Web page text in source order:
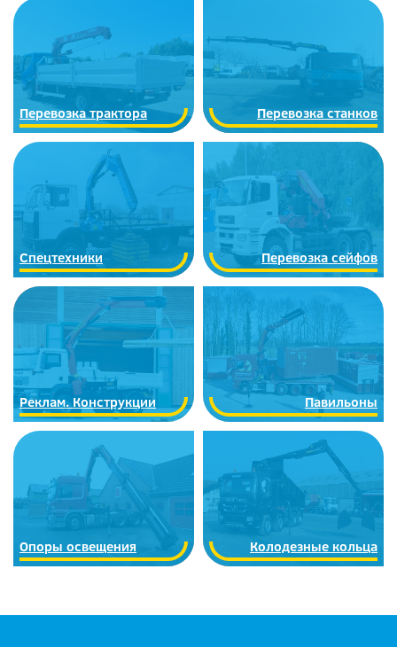
Перевозка трактора Перевозка станков
Спецтехники Перевозка сейфов
Реклам. Конструкции Павильоны
Опоры освещения Колодезные кольца